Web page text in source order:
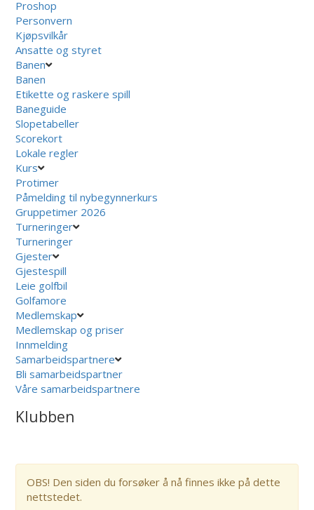
Proshop
Personvern
Kjøpsvilkår
Ansatte og styret
Banen
Banen
Etikette og raskere spill
Baneguide
Slopetabeller
Scorekort
Lokale regler
Kurs
Protimer
Påmelding til nybegynnerkurs
Gruppetimer 2026
Turneringer
Turneringer
Gjester
Gjestespill
Leie golfbil
Golfamore
Medlemskap
Medlemskap og priser
Innmelding
Samarbeidspartnere
Bli samarbeidspartner
Våre samarbeidspartnere
Klubben
OBS! Den siden du forsøker å nå finnes ikke på dette
nettstedet.